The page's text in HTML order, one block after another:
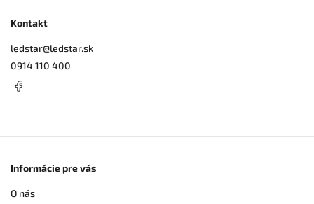
Kontakt
ledstar@ledstar.sk
0914 110 400
Informácie pre vás
O nás